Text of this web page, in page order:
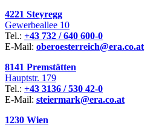
4221 Steyregg
Gewerbeallee 10
Tel.: +43 732 / 640 600-0
E-Mail: oberoesterreich@era.co.at
8141 Premstätten
Hauptstr. 179
Tel.: +43 3136 / 530 42-0
E-Mail: steiermark@era.co.at
1230 Wien